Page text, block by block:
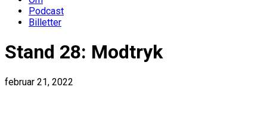
Podcast
Billetter
Stand 28: Modtryk
februar 21, 2022